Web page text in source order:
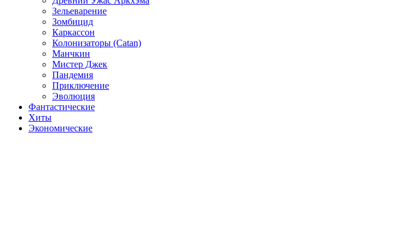
Зельеварение
Зомбицид
Каркассон
Колонизаторы (Catan)
Манчкин
Мистер Джек
Пандемия
Приключение
Эволюция
Фантастические
Хиты
Экономические